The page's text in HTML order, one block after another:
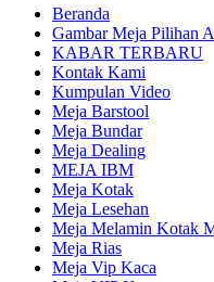
Beranda
Gambar Meja Pilihan
KABAR TERBARU
Kontak Kami
Kumpulan Video
Meja Barstool
Meja Bundar
Meja Dealing
MEJA IBM
Meja Kotak
Meja Lesehan
Meja Melamin Kotak
Meja Rias
Meja Vip Kaca